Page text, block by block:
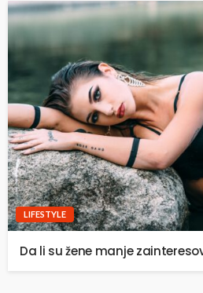
LIFESTYLE
Da li su žene manje